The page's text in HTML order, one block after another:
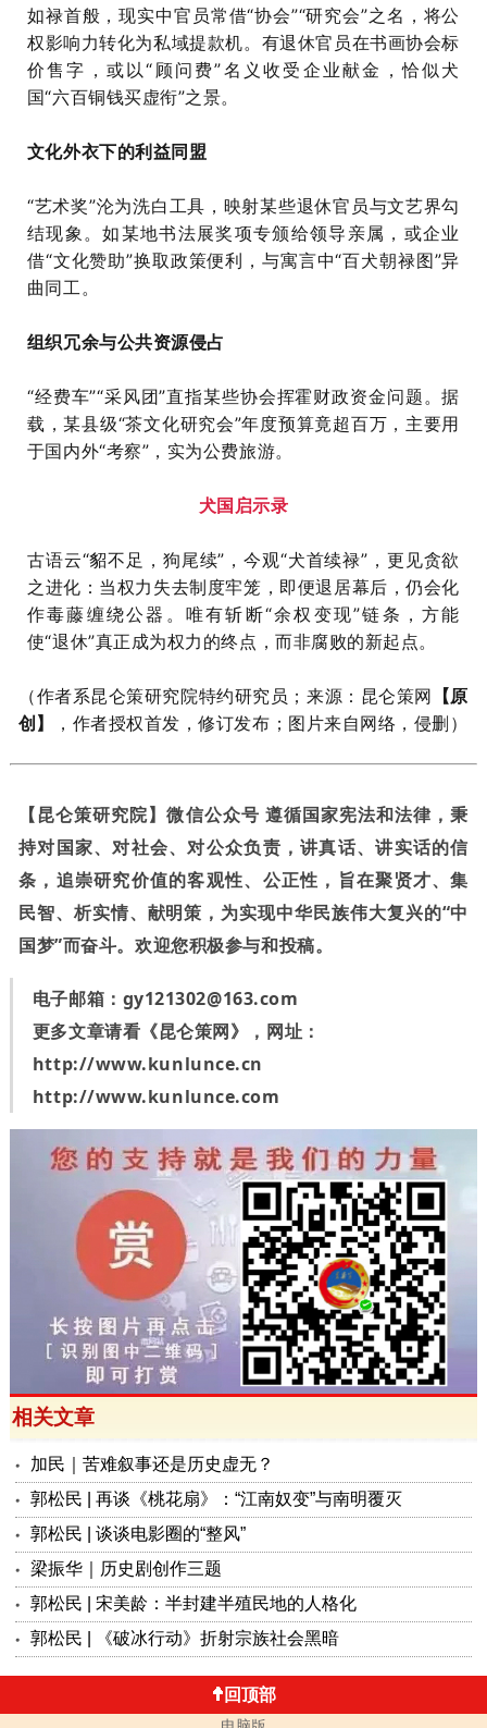
如禄首般，现实中官员常借“协会”“研究会”之名，将公
权影响力转化为私域提款机。有退休官员在书画协会标
价售字，或以“顾问费”名义收受企业献金，恰似犬
国“六百铜钱买虚衔”之景。
文化外衣下的利益同盟
“艺术奖”沦为洗白工具，映射某些退休官员与文艺界勾
结现象。如某地书法展奖项专颁给领导亲属，或企业
借“文化赞助”换取政策便利，与寓言中“百犬朝禄图”异
曲同工。
组织冗余与公共资源侵占
“经费车”“采风团”直指某些协会挥霍财政资金问题。据
载，某县级“茶文化研究会”年度预算竟超百万，主要用
于国内外“考察”，实为公费旅游。
犬国启示录
古语云“貂不足，狗尾续”，今观“犬首续禄”，更见贪欲
之进化：当权力失去制度牢笼，即便退居幕后，仍会化
作毒藤缠绕公器。唯有斩断“余权变现”链条，方能
使“退休”真正成为权力的终点，而非腐败的新起点。
（作者系昆仑策研究院特约研究员 ；来源：昆仑策网 【原
创】
，作者授权首发，修订发布；图片来自网络，侵删）
【昆仑策研究院】微信公众号 遵循国家宪法和法律，秉
持对国家、对社会、对公众负责，讲真话、讲实话的信
条，追崇研究价值的客观性、公正性，旨在聚贤才、集
民智、析实情、献明策，为实现中华民族伟大复兴的“中
国梦”而奋斗。欢迎您积极参与和投稿。
电子邮箱： gy121302@163.com
更多文章请看《昆仑策网》，网址：
http://www.kunlunce.cn
http://www.kunlunce.com
相关文章
加民｜苦难叙事还是历史虚无？
郭松民 | 再谈《桃花扇》：“江南奴变”与南明覆灭
郭松民 | 谈谈电影圈的“整风”
梁振华｜历史剧创作三题
郭松民 | 宋美龄：半封建半殖民地的人格化
郭松民 | 《破冰行动》折射宗族社会黑暗
回顶部